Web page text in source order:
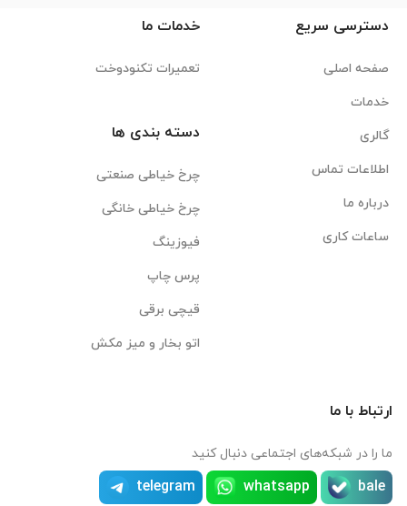
دسترسی سریع
صفحه اصلی
خدمات
گالری
اطلاعات تماس
درباره ما
ساعات کاری
خدمات ما
تعمیرات تکنودوخت
دسته بندی ها
چرخ خیاطی صنعتی
چرخ خیاطی خانگی
فیوزینگ
پرس چاپ
قیچی برقی
اتو بخار و میز مکش
ارتباط با ما
ما را در شبکه‌های اجتماعی دنبال کنید
bale
whatsapp
telegram